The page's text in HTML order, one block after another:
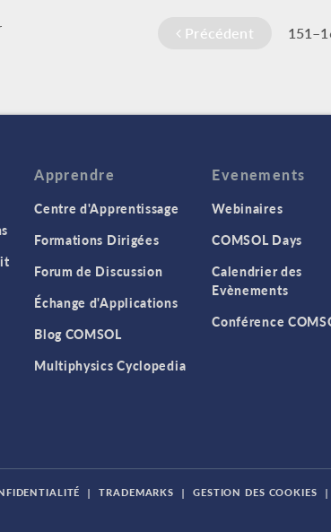
Précédent
Apprendre
Centre d'Apprentissage
Formations Dirigées
Forum de Discussion
Échange d'Applications
Blog COMSOL
Multiphysics Cyclopedia
Evenements
Webinaires
COMSOL Days
Calendrier des
Evènements
Conférence
| TRADEMARKS | GESTION DES COOKIES |